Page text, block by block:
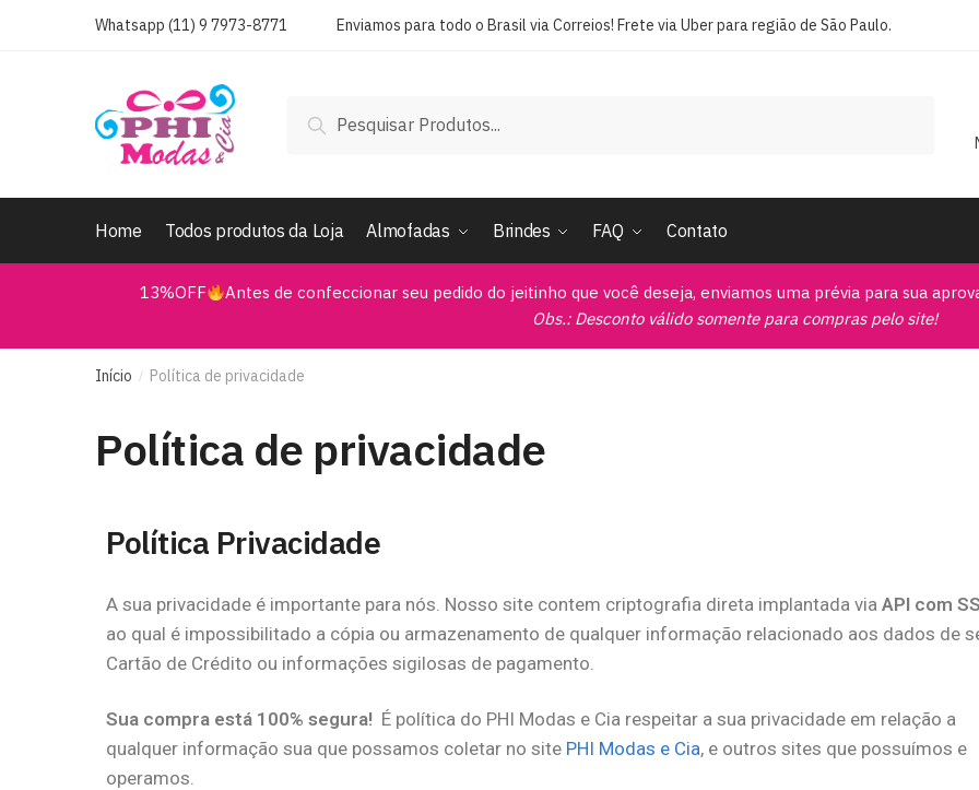
Whatsapp (11) 9 7973-8771 Enviamos para todo o Brasil via Correios! Frete via Uber para região de São Paulo.
Pesquisar
Home Todos produtos da Loja Almofadas Brindes FAQ Contato
13%OFF
Antes de confeccionar seu pedido do jeitinho que você deseja, enviamos uma prévia para sua
Obs.: Desconto válido somente para compras pelo site!
Início / Política de privacidade
Política de privacidade
Política Privacidade
A sua privacidade é importante para nós. Nosso site contem criptografia direta implantada via API com
ao qual é impossibilitado a cópia ou armazenamento de qualquer informação relacionado aos dados de
Cartão de Crédito ou informações sigilosas de pagamento.
Sua compra está 100% segura! É política do PHI Modas e Cia respeitar a sua privacidade em relação a
qualquer informação sua que possamos coletar no site PHI Modas e Cia, e outros sites que possuímos e
operamos.